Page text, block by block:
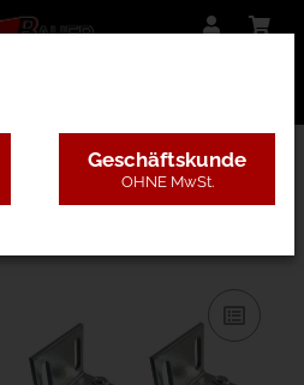
Geschäftskunde
OHNE MwSt.